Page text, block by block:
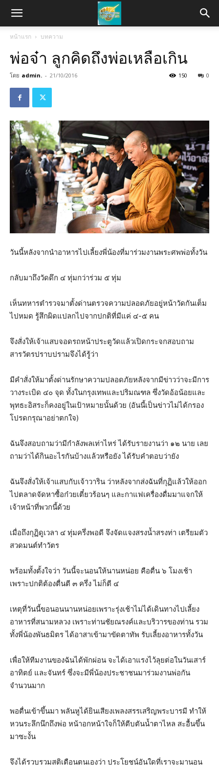
หน้าแรก บทความ
พ่อจ๋า ลูกคิดถึงพ่อเหลือเกิน
โดย admin. - 21/10/2016 0
150
วันนี้หลังจากนำอาหารไปเลี้ยงพี่น้องที่มาร่วมงานพระศพพ่อทั้งวัน
กลับมาถึงวัดดึก ๔ ทุ่มกว่าร่วม ๕ ทุ่ม
เห็นทหารตำรวจมาตั้งด่านตรวจความปลอดภัยอยู่หน้าวัดกันเต็ม
ไปหมด รู้สึกผิดแปลกไปจากปกติที่มีแค่ ๔-๕ คน
จึงสั่งให้เจ้าแสบจอดรถหน้าประตูวัดแล้วเปิดกระจกสอบถาม
สารวัตรปราบปรามจึงได้รู้ว่า
มีคำสั่งให้มาตั้งด่านรักษาความปลอดภัยหลังจากมีข่าวว่าจะมีการ
วางระเบิด ๔๐ จุด ทั้งในกรุงเทพและปริมณฑล ซึ่งวัดอ้อน้อยและ
พุทธะอิสระก็คงอยู่ในเป้าหมายนั้นด้วย (อันนี้เป็นข่าวไม่ได้กรอง
โปรดกรุณาอย่าตกใจ)
ฉันจึงสอบถามว่ามีกำลังพลเท่าไหร่ ได้รับรายงานว่า ๑๒ นาย เลย
ถามว่าได้กินอะไรกันบ้างแล้วหรือยัง ได้รับคำตอบว่ายัง
ฉันจึงสั่งให้เจ้าแสบกับเจ้าวาริน ว่าหลังจากส่งฉันที่กุฏิแล้วให้ออก
ไปตลาดจัดหาซื้อก๋วยเตี๋ยวร้อนๆ และกาแฟเครื่องดื่มมาแจกให้
เจ้าหน้าที่พวกนี้ด้วย
เมื่อถึงกุฏิดูเวลา ๔ ทุ่มครึ่งพอดี จึงจัดแจงสรงน้ำสรงท่า เตรียมตัว
สวดมนต์ทำวัตร
พร้อมทั้งตั้งใจว่า วันนี้จะนอนให้นานหน่อย คือตื่น ๖ โมงเช้า
เพราะปกติต้องตื่นตี ๓ ครึ่ง ไม่ก็ตี ๔
เหตุที่วันนี้ขอนอนนานหน่อยเพราะรุ่งเช้าไม่ได้เดินทางไปเลี้ยง
อาหารที่สนามหลวง เพราะท่านชัยณรงค์และบริวารของท่าน รวม
ทั้งพี่น้องพันธมิตร ได้อาสาเข้ามาขัดตาทัพ รับเลี้ยงอาหารทั้งวัน
เพื่อให้ทีมงานของฉันได้พักผ่อน จะได้เอาแรงไว้ลุยต่อในวันเสาร์
อาทิตย์ และจันทร์ ซึ่งจะมีพี่น้องประชาชนมาร่วมงานพ่อกัน
จำนวนมาก
พอตื่นเข้าขึ้นมา พลันหูได้ยินเสียงเพลงสรรเสริญพระบารมี ทำให้
หวนระลึกนึกถึงพ่อ หน้าอกหน้าใจก็ให้ตีบตันน้ำตาไหล สะอื้นขึ้น
มาซะงั้น
จึงได้รวบรวมสติเตือนตนเองว่า ประโยชน์อันใดที่เราจะมานอน